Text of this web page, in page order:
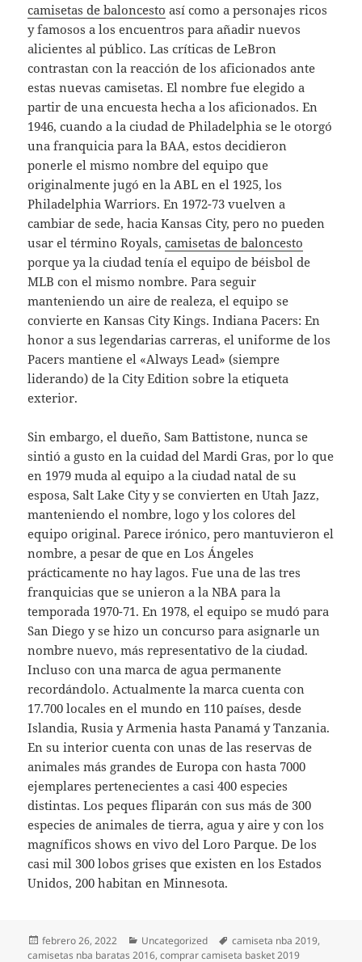
camisetas de baloncesto así como a personajes ricos
y famosos a los encuentros para añadir nuevos
alicientes al público. Las críticas de LeBron
contrastan con la reacción de los aficionados ante
estas nuevas camisetas. El nombre fue elegido a
partir de una encuesta hecha a los aficionados. En
1946, cuando a la ciudad de Philadelphia se le otorgó
una franquicia para la BAA, estos decidieron
ponerle el mismo nombre del equipo que
originalmente jugó en la ABL en el 1925, los
Philadelphia Warriors. En 1972-73 vuelven a
cambiar de sede, hacia Kansas City, pero no pueden
usar el término Royals,camisetas de baloncesto
porque ya la ciudad tenía el equipo de béisbol de
MLB con el mismo nombre. Para seguir
manteniendo un aire de realeza, el equipo se
convierte en Kansas City Kings. Indiana Pacers: En
honor a sus legendarias carreras, el uniforme de los
Pacers mantiene el «Always Lead» (siempre
liderando) de la City Edition sobre la etiqueta
exterior.
Sin embargo, el dueño, Sam Battistone, nunca se
sintió a gusto en la cuidad del Mardi Gras, por lo que
en 1979 muda al equipo a la ciudad natal de su
esposa, Salt Lake City y se convierten en Utah Jazz,
manteniendo el nombre, logo y los colores del
equipo original. Parece irónico, pero mantuvieron el
nombre, a pesar de que en Los Ángeles
prácticamente no hay lagos. Fue una de las tres
franquicias que se unieron a la NBA para la
temporada 1970-71. En 1978, el equipo se mudó para
San Diego y se hizo un concurso para asignarle un
nombre nuevo, más representativo de la ciudad.
Incluso con una marca de agua permanente
recordándolo. Actualmente la marca cuenta con
17.700 locales en el mundo en 110 países, desde
Islandia, Rusia y Armenia hasta Panamá y Tanzania.
En su interior cuenta con unas de las reservas de
animales más grandes de Europa con hasta 7000
ejemplares pertenecientes a casi 400 especies
distintas. Los peques fliparán con sus más de 300
especies de animales de tierra, agua y aire y con los
magníficos shows en vivo del Loro Parque. De los
casi mil 300 lobos grises que existen en los Estados
Unidos, 200 habitan en Minnesota.
Publicado
el
febrero 26, 2022 Categorías
Uncategorized Etiquetas
camiseta nba 2019,
camisetas nba baratas 2016,comprar camiseta basket 2019